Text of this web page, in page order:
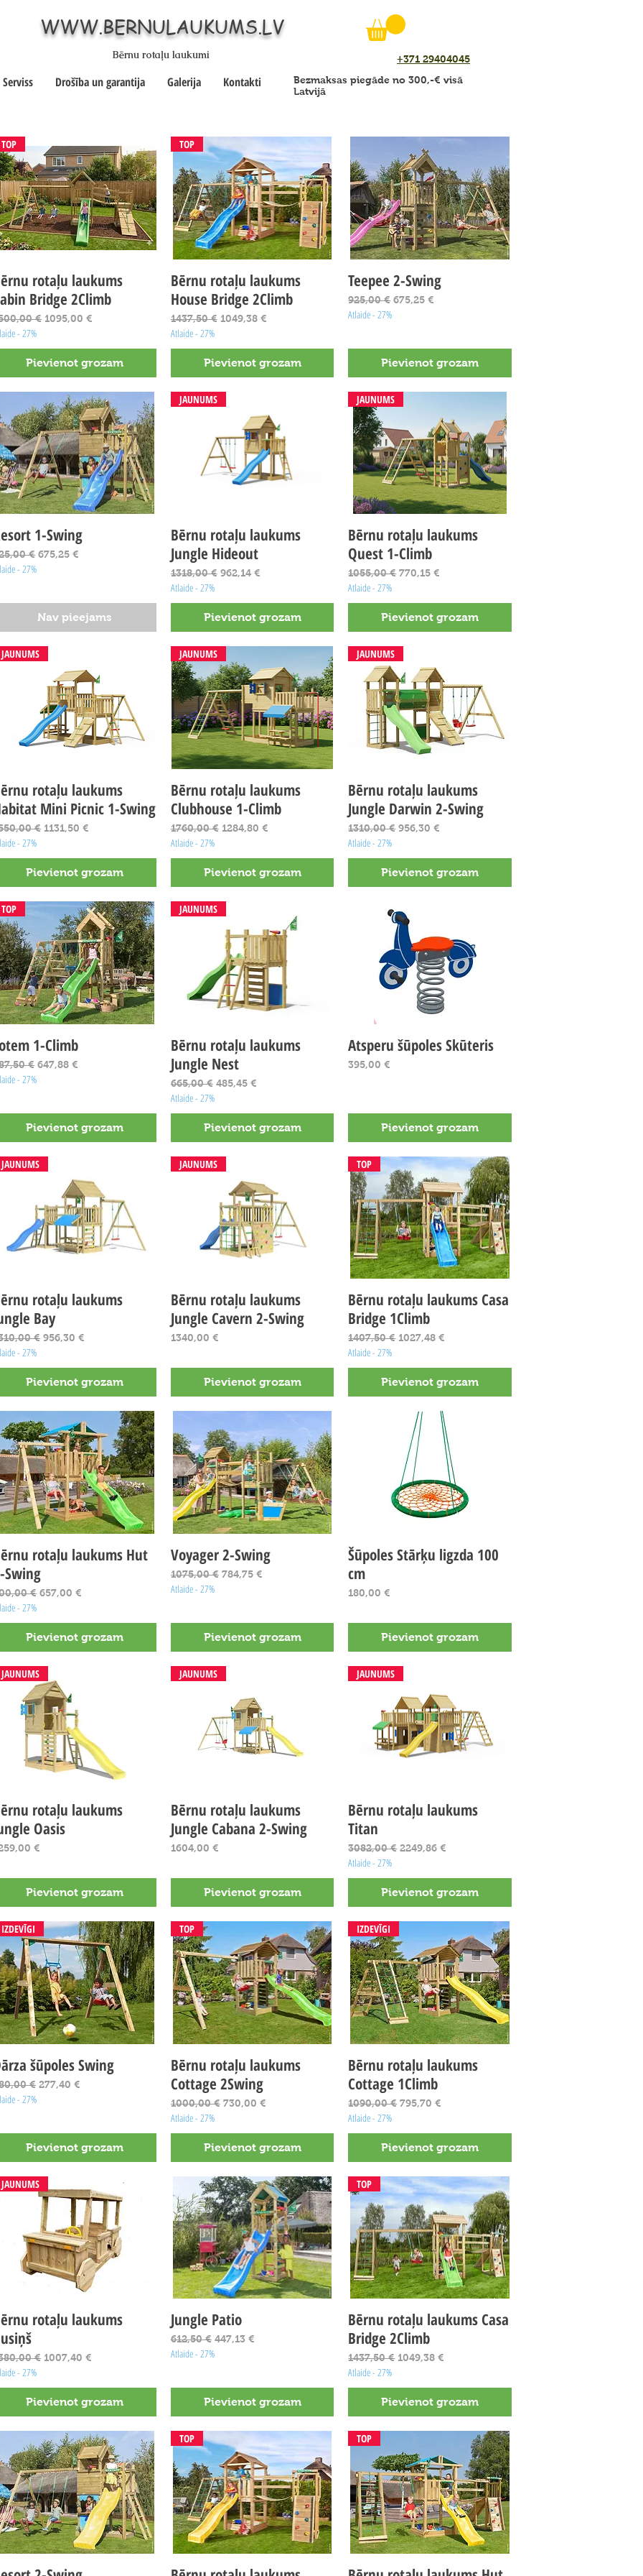
WWW.BERNULAUKUMS.LV
Serviss Drošība un garantija Galerija Kontakti
+371 29404045
Bezmaksas piegāde no 300,-€ visā
Latvijā
Bērnu rotaļu laukumi
Ātrais skats
TOP
rotaļu laukums
Bridge 2Climb
cena
€ Izpārdošanas cena
1095,00 €
- 27%
Pievienot grozam
Ātrais skats
TOP
Bērnu rotaļu laukums
House Bridge 2Climb
Parastā cena
1437,50 € Izpārdošanas cena
1049,38 €
Atlaide - 27%
Pievienot grozam
Ātrais skats
Teepee 2-Swing
Parastā cena
925,00 € Izpārdošanas cena
675,25 €
Atlaide - 27%
Pievienot grozam
Ātrais skats
1-Swing
cena
€ Izpārdošanas cena
675,25 €
- 27%
Nav pieejams
Ātrais skats
JAUNUMS
Bērnu rotaļu laukums
Jungle Hideout
Parastā cena
1318,00 € Izpārdošanas cena
962,14 €
Atlaide - 27%
Pievienot grozam
Ātrais skats
JAUNUMS
Bērnu rotaļu laukums
Quest 1-Climb
Parastā cena
1055,00 € Izpārdošanas cena
770,15 €
Atlaide - 27%
Pievienot grozam
Ātrais skats
JAUNUMS
rotaļu laukums
Mini Picnic 1-Swing
cena
€ Izpārdošanas cena
1131,50 €
- 27%
Pievienot grozam
Ātrais skats
JAUNUMS
Bērnu rotaļu laukums
Clubhouse 1-Climb
Parastā cena
1760,00 € Izpārdošanas cena
1284,80 €
Atlaide - 27%
Pievienot grozam
Ātrais skats
JAUNUMS
Bērnu rotaļu laukums
Jungle Darwin 2-Swing
Parastā cena
1310,00 € Izpārdošanas cena
956,30 €
Atlaide - 27%
Pievienot grozam
Ātrais skats
TOP
1-Climb
cena
€ Izpārdošanas cena
647,88 €
- 27%
Pievienot grozam
Ātrais skats
JAUNUMS
Bērnu rotaļu laukums
Jungle Nest
Parastā cena
665,00 € Izpārdošanas cena
485,45 €
Atlaide - 27%
Pievienot grozam
Ātrais skats
Atsperu šūpoles Skūteris
Cena
395,00 €
Pievienot grozam
Ātrais skats
JAUNUMS
rotaļu laukums
Bay
cena
€ Izpārdošanas cena
956,30 €
- 27%
Pievienot grozam
Ātrais skats
JAUNUMS
Bērnu rotaļu laukums
Jungle Cavern 2-Swing
Cena
1340,00 €
Pievienot grozam
Ātrais skats
TOP
Bērnu rotaļu laukums Casa
Bridge 1Climb
Parastā cena
1407,50 € Izpārdošanas cena
1027,48 €
Atlaide - 27%
Pievienot grozam
Ātrais skats
rotaļu laukums Hut
Swing
cena
€ Izpārdošanas cena
657,00 €
- 27%
Pievienot grozam
Ātrais skats
Voyager 2-Swing
Parastā cena
1075,00 € Izpārdošanas cena
784,75 €
Atlaide - 27%
Pievienot grozam
Ātrais skats
Šūpoles Stārķu ligzda 100
cm
Cena
180,00 €
Pievienot grozam
Ātrais skats
JAUNUMS
rotaļu laukums
Oasis
€
Pievienot grozam
Ātrais skats
JAUNUMS
Bērnu rotaļu laukums
Jungle Cabana 2-Swing
Cena
1604,00 €
Pievienot grozam
Ātrais skats
JAUNUMS
Bērnu rotaļu laukums
Titan
Parastā cena
3082,00 € Izpārdošanas cena
2249,86 €
Atlaide - 27%
Pievienot grozam
Ātrais skats
IZDEVĪGI
šūpoles Swing
cena
€ Izpārdošanas cena
277,40 €
- 27%
Pievienot grozam
Ātrais skats
TOP
Bērnu rotaļu laukums
Cottage 2Swing
Parastā cena
1000,00 € Izpārdošanas cena
730,00 €
Atlaide - 27%
Pievienot grozam
Ātrais skats
IZDEVĪGI
Bērnu rotaļu laukums
Cottage 1Climb
Parastā cena
1090,00 € Izpārdošanas cena
795,70 €
Atlaide - 27%
Pievienot grozam
Ātrais skats
JAUNUMS
rotaļu laukums
cena
€ Izpārdošanas cena
1007,40 €
- 27%
Pievienot grozam
Ātrais skats
Jungle Patio
Parastā cena
612,50 € Izpārdošanas cena
447,13 €
Atlaide - 27%
Pievienot grozam
Ātrais skats
TOP
Bērnu rotaļu laukums Casa
Bridge 2Climb
Parastā cena
1437,50 € Izpārdošanas cena
1049,38 €
Atlaide - 27%
Pievienot grozam
Ātrais skats Ātrais skats
TOP
Ātrais skats
TOP